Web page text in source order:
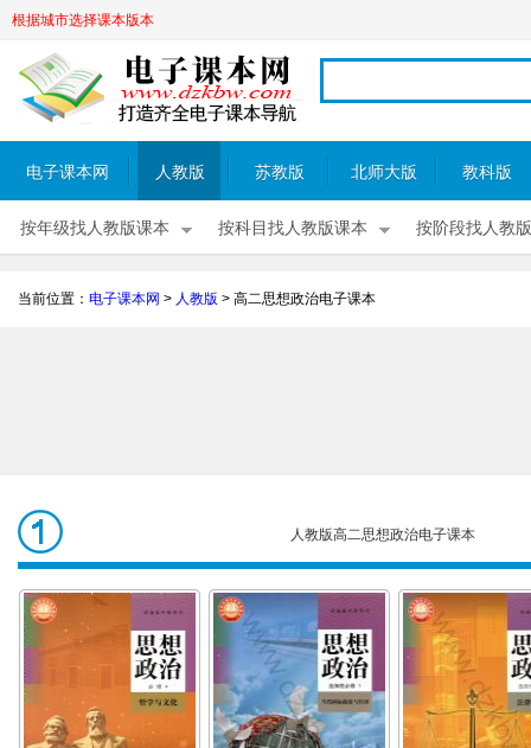
根据城市选择课本版本
电子课本网 人教版 苏教版 北师大版 教科版
按年级找人教版课本 按科目找人教版课本 按阶段找人教
当前位置： 电子课本网 > 人教版 > 高二思想政治电子课本
高二思想政治
人教版高二思想政治电子课本